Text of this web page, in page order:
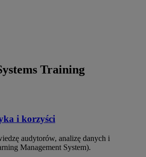
Training
i korzyści
audytorów, analizę danych i
Management System).